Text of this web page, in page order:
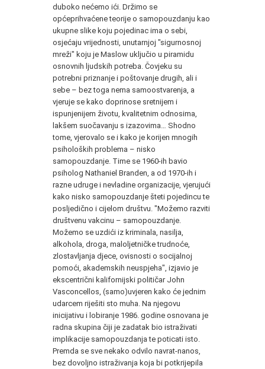
duboko nećemo ići. Držimo se
općeprihvaćene teorije o samopouzdanju kao
ukupne slike koju pojedinac ima o sebi,
osjećaju vrijednosti, unutarnjoj "sigurnosnoj
mreži" koju je Maslow uključio u piramidu
osnovnih ljudskih potreba. Čovjeku su
potrebni priznanje i poštovanje drugih, ali i
sebe – bez toga nema samoostvarenja, a
vjeruje se kako doprinose sretnijem i
ispunjenijem životu, kvalitetnim odnosima,
lakšem suočavanju s izazovima… Shodno
tome, vjerovalo se i kako je korijen mnogih
psiholoških problema – nisko
samopouzdanje. Time se 1960-ih bavio
psiholog Nathaniel Branden, a od 1970-ih i
razne udruge i nevladine organizacije, vjerujući
kako nisko samopouzdanje šteti pojedincu te
posljedično i cijelom društvu. "Možemo razviti
društvenu vakcinu – samopouzdanje.
Možemo se uzdići iz kriminala, nasilja,
alkohola, droga, maloljetničke trudnoće,
zlostavljanja djece, ovisnosti o socijalnoj
pomoći, akademskih neuspjeha", izjavio je
ekscentrični kalifornijski političar John
Vasconcellos, (samo)uvjeren kako će jednim
udarcem riješiti sto muha. Na njegovu
inicijativu i lobiranje 1986. godine osnovana je
radna skupina čiji je zadatak bio istraživati
implikacije samopouzdanja te poticati isto.
Premda se sve nekako odvilo navrat-nanos,
bez dovoljno istraživanja koja bi potkrijepila